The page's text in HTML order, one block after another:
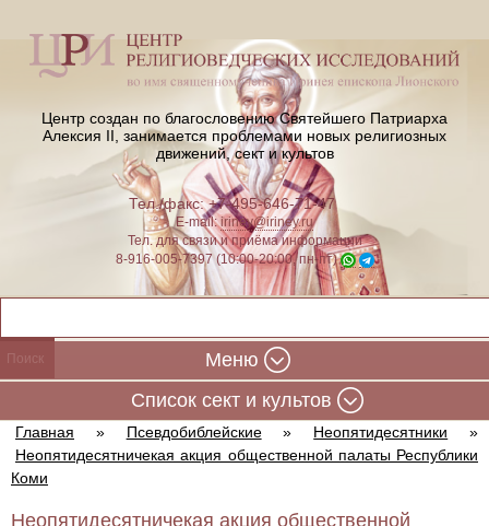
Центр создан по благословению Святейшего Патриарха
Алексия II, занимается проблемами новых религиозных
движений, сект и культов
Тел./факс: +7-495-646-71-47
E-mail:iriney@iriney.ru
Тел. для связи и приёма информации
8-916-005-7397 (10:00-20:00, пн-пт)
Меню
Cписок сект и культов
Главная » Псевдобиблейские » Неопятидесятники
»
Неопятидесятничекая акция общественной палаты Республики
Коми
Неопятидесятничекая акция общественной